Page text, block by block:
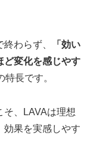
わらず、
「効い
ど変化を感じやす
長です。
そ、LAVAは理想
効果を実感しやす